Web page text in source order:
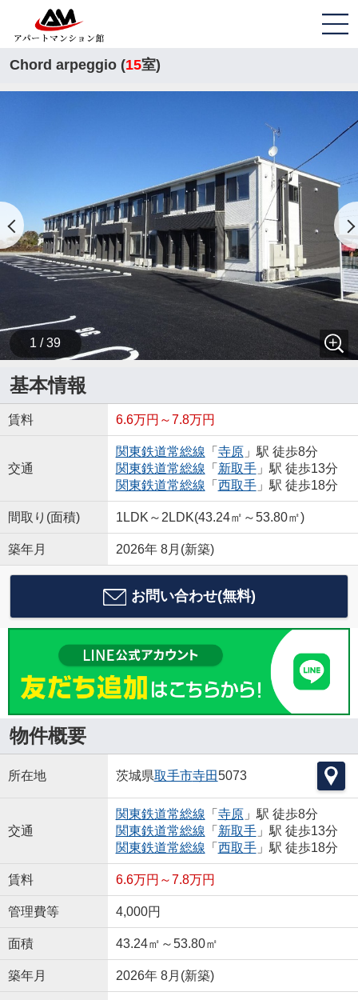
Chord arpeggio (15室)
1 / 39
基本情報
賃料 6.6万円～7.8万円
交通
関東鉄道常総線 「 寺原」駅 徒歩8分
関東鉄道常総線 「 新取手」駅 徒歩13分
関東鉄道常総線 「 西取手」駅 徒歩18分
間取り(面積) 1LDK～2LDK(43.24㎡～53.80㎡)
築年月 2026年 8月(新築)
お問い合わせ(無料)
物件概要
所在地 茨城県取手市寺田5073
交通
関東鉄道常総線 「 寺原」駅 徒歩8分
関東鉄道常総線 「 新取手」駅 徒歩13分
関東鉄道常総線 「 西取手」駅 徒歩18分
賃料 6.6万円～7.8万円
管理費等 4,000円
面積 43.24㎡～53.80㎡
築年月 2026年 8月(新築)